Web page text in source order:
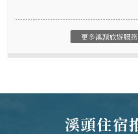
更多溪頭旅遊服務
溪頭住宿